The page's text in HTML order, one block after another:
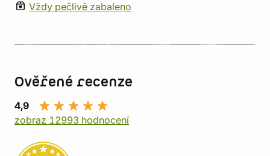
Vždy pečlivě zabaleno
Ověřené recenze
4,9
zobraz 12993 hodnocení